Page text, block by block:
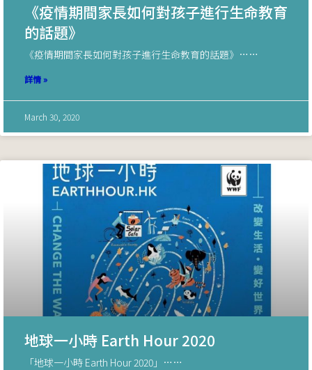
《疫情期間家長如何對孩子進行生命教育
的話題》
《疫情期間家長如何對孩子進行生命教育的話題》……
詳情 »
March 30, 2020
地球一小時 Earth Hour 2020
「地球一小時 Earth Hour 2020」……